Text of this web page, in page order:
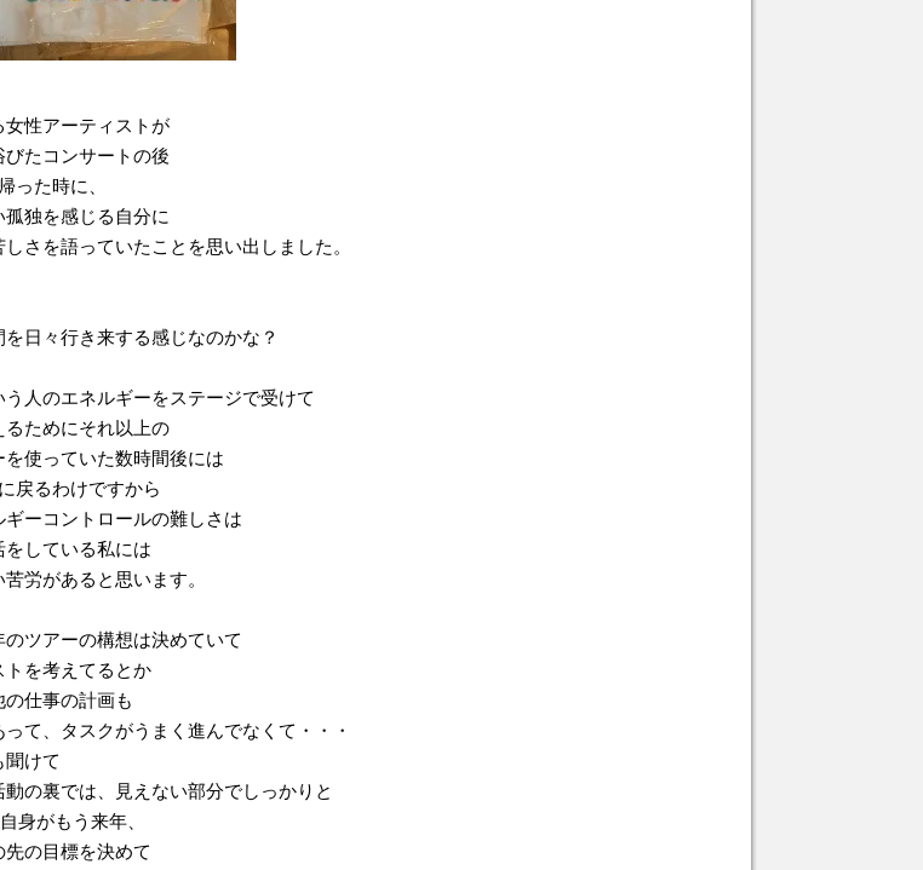
女性アーティストが
びたコンサートの後
った時に、
孤独を感じる自分に
さを語っていたことを思い出しました。
を日々行き来する感じなのかな？
う人のエネルギーをステージで受けて
るためにそれ以上の
を使っていた数時間後には
戻るわけですから
ギーコントロールの難しさは
をしている私には
労があると思います。
のツアーの構想は決めていて
トを考えてるとか
の仕事の計画も
って、タスクがうまく進んでなくて・・・
聞けて
動の裏では、見えない部分でしっかりと
身がもう来年、
先の目標を決めて